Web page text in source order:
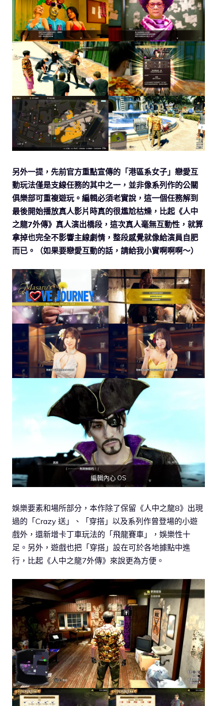
另外一提，先前官方重點宣傳的「港區系女子」戀愛互
動玩法僅是支線任務的其中之一，並非像系列作的公關
俱樂部可重複遊玩。編輯必須老實說，這一個任務解到
最後開始播放真人影片時真的很尷尬枯燥，比起《人中
之龍7外傳》真人演出橋段，這次真人毫無互動性，就算
拿掉也完全不影響主線劇情，整段感覺就像給演員自肥
而已。（如果要戀愛互動的話，請給我小實啊啊啊～）
編輯內心 OS
娛樂要素和場所部分，本作除了保留《人中之龍8》出現
過的「Crazy 送」、「穿搭」以及系列作曾登場的小遊
戲外，還新增卡丁車玩法的「飛龍賽車」，娛樂性十
足。另外，遊戲也把「穿搭」設在可於各地據點中進
行，比起《人中之龍7外傳》來說更為方便。